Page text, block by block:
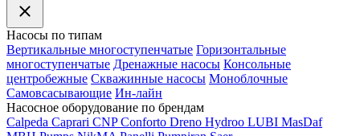
Насосы по типам
Вертикальные многоступенчатые Горизонтальные
многоступенчатые Дренажные насосы Консольные
центробежные Скважинные насосы Моноблочные
Самовсасывающие Ин-лайн
Насосное оборудование по брендам
Calpeda Caprari CNP Conforto Dreno Hydroo LUBI MasDaf